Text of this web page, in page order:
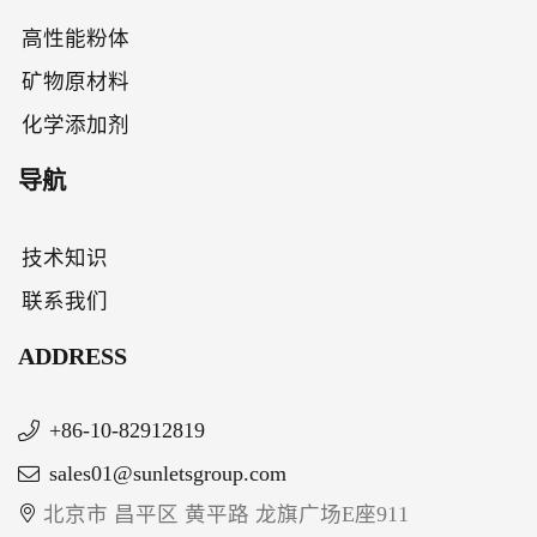
高性能粉体
矿物原材料
化学添加剂
导航
技术知识
联系我们
ADDRESS
+86-10-82912819
sales01@sunletsgroup.com
北京市 昌平区 黄平路 龙旗广场E座911